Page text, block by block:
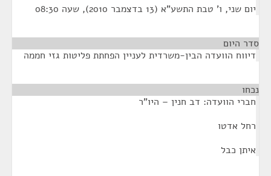
יום שני, ו' טבת התשע"א (13 בדצמבר 2010), שעה 08:30
סדר היום
דיווח הוועדה הבין-משרדית לעניין הפחתת פליטות גזי חממה
נכחו
חברי הוועדה: דב חנין – היו"ר
רחל אדטו
איתן כבל